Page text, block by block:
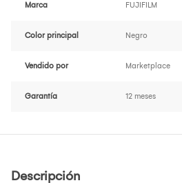
Marca FUJIFILM
Color principal Negro
Vendido por Marketplace
Garantía 12 meses
Descripción